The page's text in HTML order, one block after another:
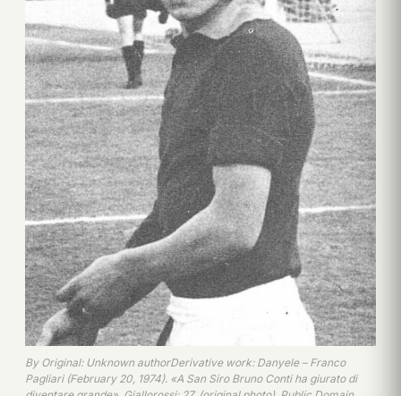
By Original: Unknown authorDerivative work: Danyele – Franco
Pagliari (February 20, 1974). «A San Siro Bruno Conti ha giurato di